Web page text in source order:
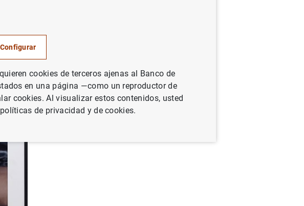
Configurar
cookies de terceros ajenas al Banco de
en una página —como un reproductor de
cookies. Al visualizar estos contenidos, usted
de privacidad y de cookies.